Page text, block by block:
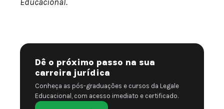
Dê o próximo passo na sua
carreira jurídica
Conheça as pós-graduações e cursos da Legale
Educacional, com acesso imediato e certificado.